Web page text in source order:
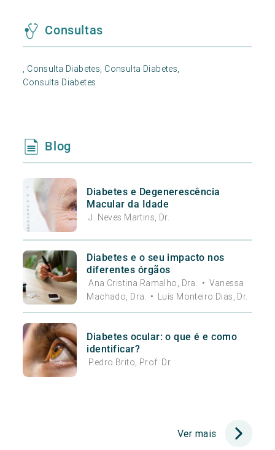
Consultas
Consulta Diabetes, Consulta Diabetes,
Consulta Diabetes
Blog
Diabetes e Degenerescência
Macular da Idade
J. Neves Martins, Dr.
Diabetes e o seu impacto nos
diferentes órgãos
Ana Cristina Ramalho, Dra. • Vanessa
Machado, Dra.
• Luís Monteiro Dias, Dr.
Diabetes ocular: o que é e como
identificar?
Pedro Brito, Prof. Dr.
Ver mais